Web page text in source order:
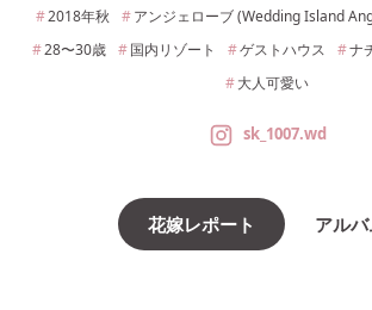
2018年秋 アンジェローブ (Wedding Island
28〜30歳 国内リゾート ゲストハウス ナ
大人可愛い
sk_1007.wd
花嫁レポート アル